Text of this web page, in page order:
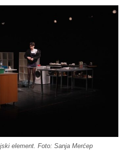
element. Foto: Sanja Merćep